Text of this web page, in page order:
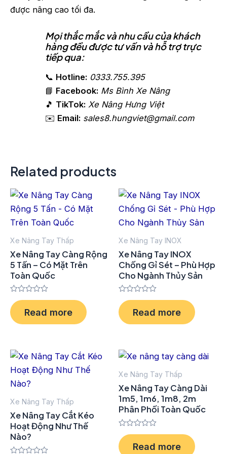
được nâng cao tối đa.
Mọi thắc mắc và nhu cầu của khách
hàng đều được tư vấn và hỗ trợ trực
tiếp qua:
📞 Hotline: 0333.755.395
📘 Facebook: Ms Bình Xe Nâng
🎵 TikTok: Xe Nâng Hưng Việt
✉️ Email: sales8.hungviet@gmail.com
Related products
Xe Nâng Tay Thấp
Xe Nâng Tay Càng Rộng
5 Tấn – Có Mặt Trên
Toàn Quốc
Rated
0
out
of
Read more
Xe Nâng Tay INOX
Xe Nâng Tay INOX
Chống Gỉ Sét – Phù Hợp
Cho Ngành Thủy Sản
Rated
0
out
of
Read more
Xe Nâng Tay Thấp
Xe Nâng Tay Cắt Kéo
Hoạt Động Như Thế
Nào?
Xe Nâng Tay Thấp
Xe Nâng Tay Càng Dài
1m5, 1m6, 1m8, 2m
Phân Phối Toàn Quốc
Rated
0
out
Read more